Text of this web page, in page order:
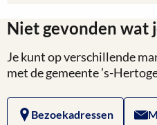
West
(pdf)
van
wijzigingen
Circulaire
Kwaliteitsplan
over
Website
Omgevingsloket
Niet gevonden wat
Je kunt op verschillende
met de gemeente ’s-
Bezoekadressen